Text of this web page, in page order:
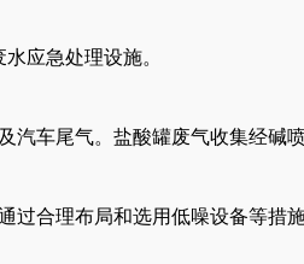
水应急处理设施。
汽车尾气。盐酸罐废气收集经碱
过合理布局和选用低噪设备等措